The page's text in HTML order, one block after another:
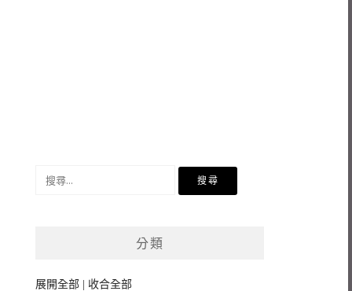
分類
展開全部
收合全部